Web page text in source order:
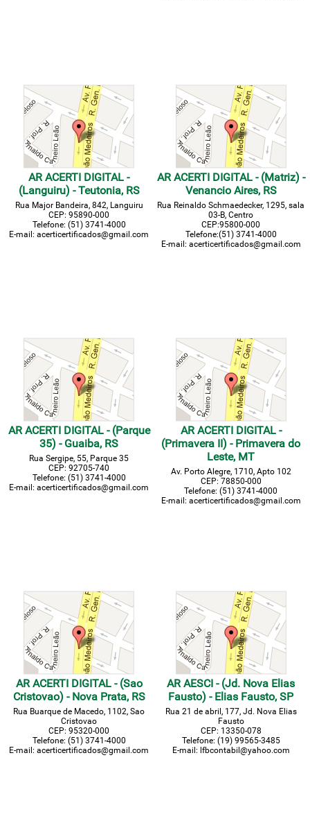
AR ACERTI DIGITAL -
(Languiru) - Teutonia, RS
Rua Major Bandeira, 842, Languiru
CEP: 95890-000
Telefone: (51) 3741-4000
E-mail: acerticertificados@gmail.com
AR ACERTI DIGITAL - (Matriz) -
Venancio Aires, RS
Rua Reinaldo Schmaedecker, 1295, sala
03-B, Centro
CEP:95800-000
Telefone:(51) 3741-4000
E-mail: acerticertificados@gmail.com
AR ACERTI DIGITAL - (Parque
35) - Guaiba, RS
Rua Sergipe, 55, Parque 35
CEP: 92705-740
Telefone: (51) 3741-4000
E-mail: acerticertificados@gmail.com
AR ACERTI DIGITAL -
(Primavera II) - Primavera do
Leste, MT
Av. Porto Alegre, 1710, Apto 102
CEP: 78850-000
Telefone: (51) 3741-4000
E-mail: acerticertificados@gmail.com
AR ACERTI DIGITAL - (Sao
Cristovao) - Nova Prata, RS
Rua Buarque de Macedo, 1102, Sao
Cristovao
CEP: 95320-000
Telefone: (51) 3741-4000
E-mail: acerticertificados@gmail.com
AR AESCI - (Jd. Nova Elias
Fausto) - Elias Fausto, SP
Rua 21 de abril, 177, Jd. Nova Elias
Fausto
CEP: 13350-078
Telefone: (19) 99565-3485
E-mail: lfbcontabil@yahoo.com